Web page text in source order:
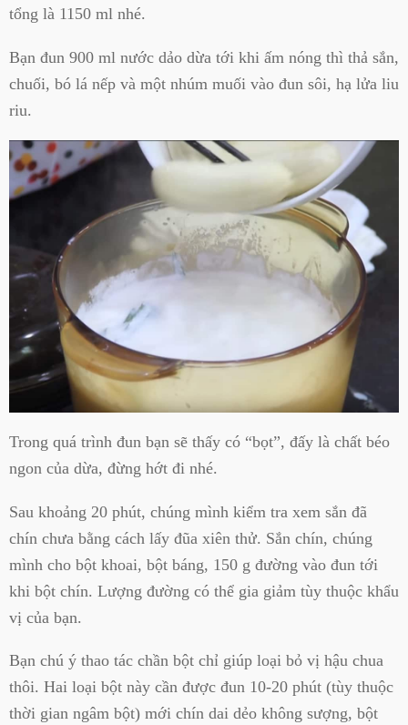
tổng là 1150 ml nhé.
Bạn đun 900 ml nước dảo dừa tới khi ấm nóng thì thả sắn,
chuối, bó lá nếp và một nhúm muối vào đun sôi, hạ lửa liu
riu.
Trong quá trình đun bạn sẽ thấy có “bọt”, đấy là chất béo
ngon của dừa, đừng hớt đi nhé.
Sau khoảng 20 phút, chúng mình kiểm tra xem sắn đã
chín chưa bằng cách lấy đũa xiên thử. Sắn chín, chúng
mình cho bột khoai, bột báng, 150 g đường vào đun tới
khi bột chín. Lượng đường có thể gia giảm tùy thuộc khẩu
vị của bạn.
Bạn chú ý thao tác chần bột chỉ giúp loại bỏ vị hậu chua
thôi. Hai loại bột này cần được đun 10-20 phút (tùy thuộc
thời gian ngâm bột) mới chín dai dẻo không sượng, bột